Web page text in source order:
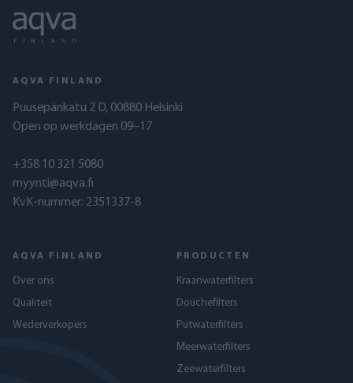
AQVA FINLAND
Puusepänkatu 2 D, 00880 Helsinki
Open op werkdagen 09–17
+358 10 321 5080
myynti@aqva.fi
KvK-nummer: 2351337-8
AQVA FINLAND
Over ons
Qualiteit
Wederverkopers
PRODUCTEN
Kraanwaterfilters
Douchefilters
Putwaterfilters
Meerwaterfilters
Zeewaterfilters